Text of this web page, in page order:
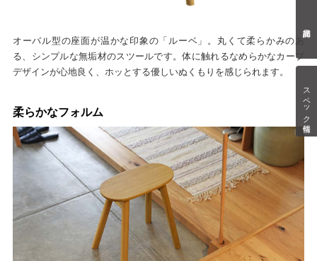
スペック情報
オーバル型の座面が温かな印象の「ルーベ」。丸くて柔らかみのあ
る、シンプルな無垢材のスツールです。体に触れるなめらかなカーブ
デザインが心地良く、ホッとする優しいぬくもりを感じられます。
柔らかなフォルム